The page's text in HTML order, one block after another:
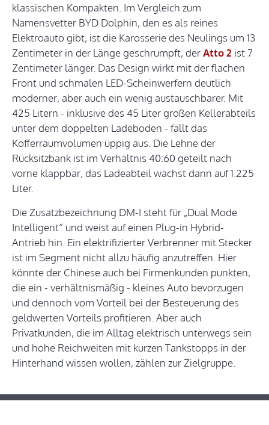
klassischen Kompakten. Im Vergleich zum
Namensvetter BYD Dolphin, den es als reines
Elektroauto gibt, ist die Karosserie des Neulings um 13
Zentimeter in der Länge geschrumpft, derAtto 2 ist 7
Zentimeter länger. Das Design wirkt mit der flachen
Front und schmalen LED-Scheinwerfern deutlich
moderner, aber auch ein wenig austauschbarer. Mit
425 Litern - inklusive des 45 Liter großen Kellerabteils
unter dem doppelten Ladeboden - fällt das
Kofferraumvolumen üppig aus. Die Lehne der
Rücksitzbank ist im Verhältnis 40:60 geteilt nach
vorne klappbar, das Ladeabteil wächst dann auf 1.225
Liter.
Die Zusatzbezeichnung DM-I steht für „Dual Mode
Intelligent“ und weist auf einen Plug-in Hybrid-
Antrieb hin. Ein elektrifizierter Verbrenner mit Stecker
ist im Segment nicht allzu häufig anzutreffen. Hier
könnte der Chinese auch bei Firmenkunden punkten,
die ein - verhältnismäßig - kleines Auto bevorzugen
und dennoch vom Vorteil bei der Besteuerung des
geldwerten Vorteils profitieren. Aber auch
Privatkunden, die im Alltag elektrisch unterwegs sein
und hohe Reichweiten mit kurzen Tankstopps in der
Hinterhand wissen wollen, zählen zur Zielgruppe.